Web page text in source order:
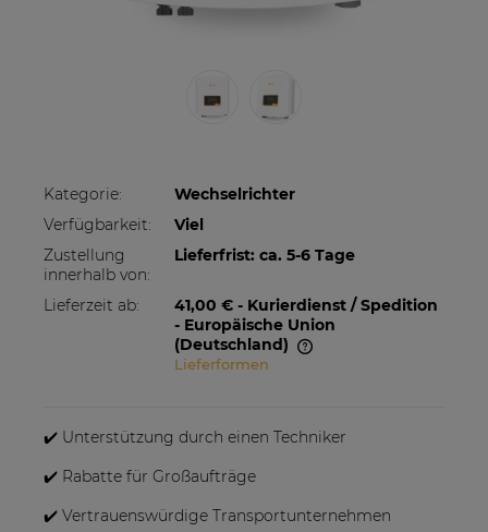
Kategorie:
Wechselrichter
Verfügbarkeit:
Viel
Zustellung
innerhalb von:
Lieferfrist: ca. 5-6 Tage
Lieferzeit ab: 41,00 € - Kurierdienst / Spedition
- Europäische Union
(Deutschland)
Im Preis sind etwaige Zahlungskosten nicht
Lieferformen
✔️ Unterstützung durch einen Techniker
✔️ Rabatte für Großaufträge
✔️ Vertrauenswürdige Transportunternehmen